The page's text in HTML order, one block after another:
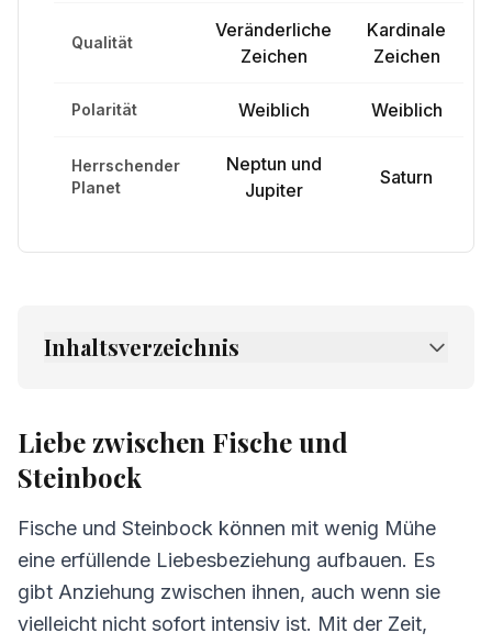
Qualität
Veränderliche
Zeichen
Kardinale
Zeichen
Polarität Weiblich Weiblich
Herrschender
Planet
Neptun und
Jupiter
Saturn
Inhaltsverzeichnis
Steinbock
3. Kommunikation zwischen Fische und
Steinbock
4. Herausforderungen in der Beziehung
Fische und Steinbock
5. Tipps für Fische und Steinbock
Liebe zwischen Fische und
Steinbock
Fische und Steinbock können mit wenig Mühe
eine erfüllende Liebesbeziehung aufbauen. Es
gibt Anziehung zwischen ihnen, auch wenn sie
vielleicht nicht sofort intensiv ist. Mit der Zeit,